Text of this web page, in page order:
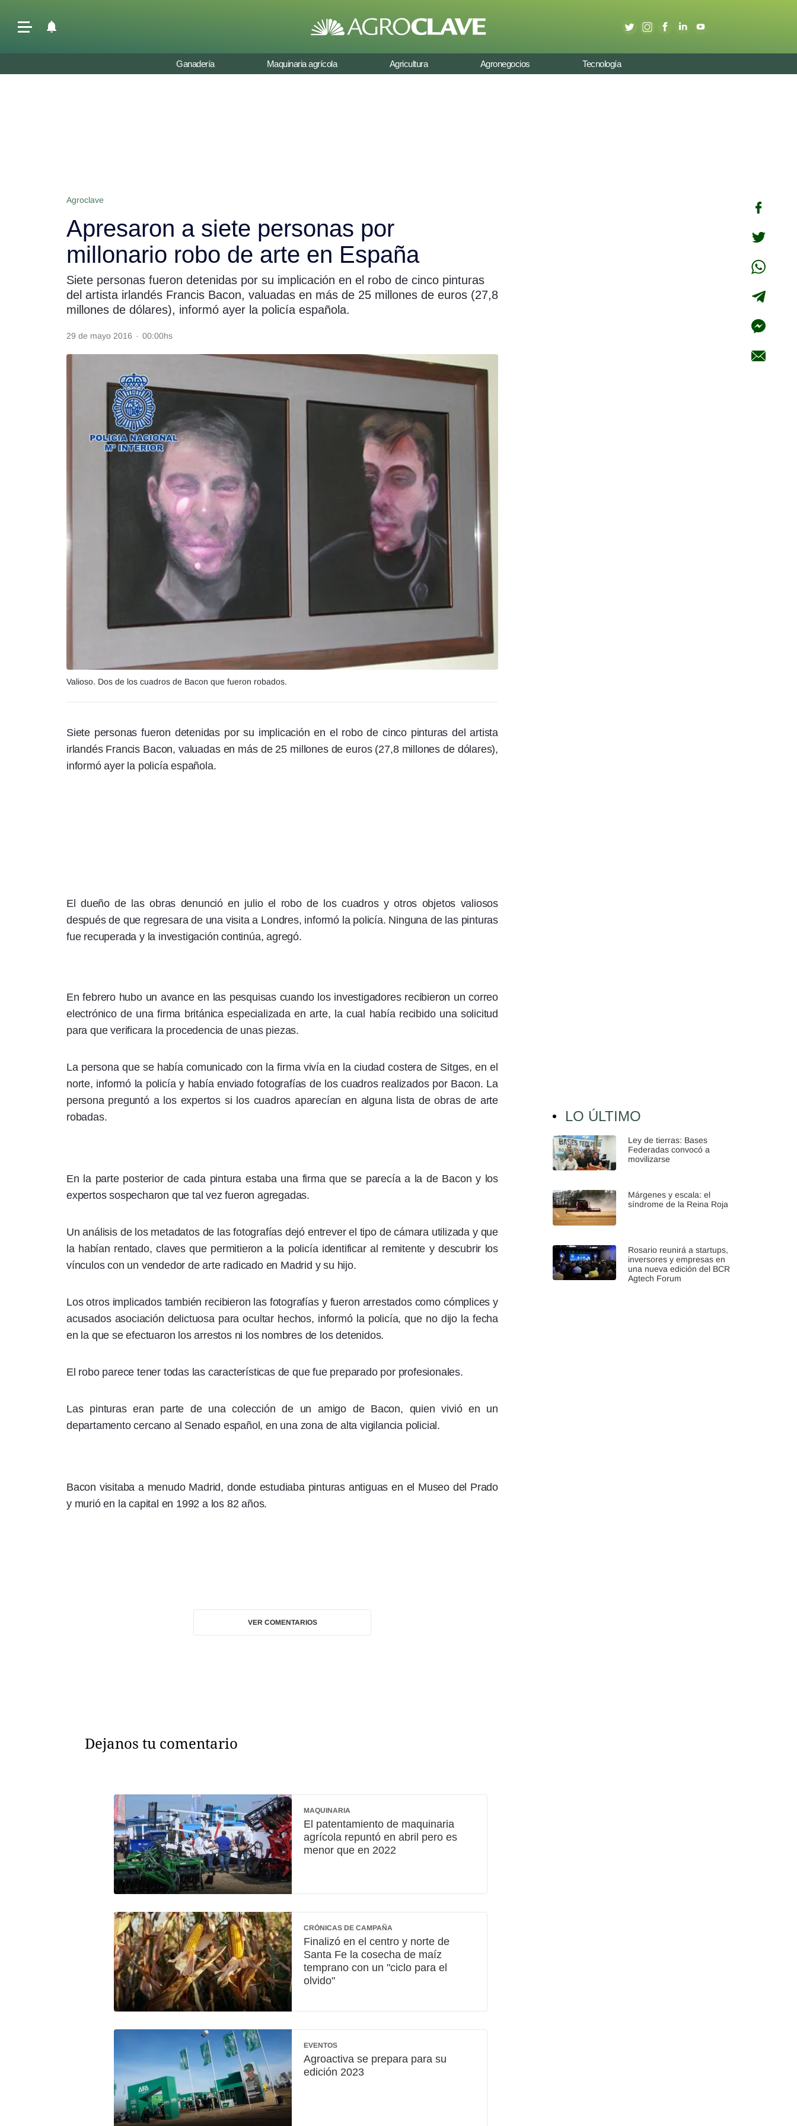
Seguinos
Ganadería Maquinaria agrícola Agricultura Agronegocios Tecnología
Agroclave
Apresaron a siete personas por
millonario robo de arte en España
Siete personas fueron detenidas por su implicación en el robo de cinco pinturas
del artista irlandés Francis Bacon, valuadas en más de 25 millones de euros (27,8
millones de dólares), informó ayer la policía española.
29 de mayo 2016 · 00:00hs
Valioso. Dos de los cuadros de Bacon que fueron robados.
Siete personas fueron detenidas por su implicación en el robo de cinco pinturas del artista
irlandés Francis Bacon, valuadas en más de 25 millones de euros (27,8 millones de dólares),
informó ayer la policía española.
El dueño de las obras denunció en julio el robo de los cuadros y otros objetos valiosos
después de que regresara de una visita a Londres, informó la policía. Ninguna de las pinturas
fue recuperada y la investigación continúa, agregó.
En febrero hubo un avance en las pesquisas cuando los investigadores recibieron un correo
electrónico de una firma británica especializada en arte, la cual había recibido una solicitud
para que verificara la procedencia de unas piezas.
La persona que se había comunicado con la firma vivía en la ciudad costera de Sitges, en el
norte, informó la policía y había enviado fotografías de los cuadros realizados por Bacon. La
persona preguntó a los expertos si los cuadros aparecían en alguna lista de obras de arte
robadas.
En la parte posterior de cada pintura estaba una firma que se parecía a la de Bacon y los
expertos sospecharon que tal vez fueron agregadas.
Un análisis de los metadatos de las fotografías dejó entrever el tipo de cámara utilizada y que
la habían rentado, claves que permitieron a la policía identificar al remitente y descubrir los
vínculos con un vendedor de arte radicado en Madrid y su hijo.
Los otros implicados también recibieron las fotografías y fueron arrestados como cómplices y
acusados asociación delictuosa para ocultar hechos, informó la policía, que no dijo la fecha
en la que se efectuaron los arrestos ni los nombres de los detenidos.
El robo parece tener todas las características de que fue preparado por profesionales.
Las pinturas eran parte de una colección de un amigo de Bacon, quien vivió en un
departamento cercano al Senado español, en una zona de alta vigilancia policial.
Bacon visitaba a menudo Madrid, donde estudiaba pinturas antiguas en el Museo del Prado
y murió en la capital en 1992 a los 82 años.
VER COMENTARIOS
LO ÚLTIMO
Ley de tierras: Bases
Federadas convocó a
movilizarse
Márgenes y escala: el
síndrome de la Reina Roja
Rosario reunirá a startups,
inversores y empresas en
una nueva edición del BCR
Agtech Forum
Dejanos tu comentario
MAQUINARIA
El patentamiento de maquinaria
agrícola repuntó en abril pero es
menor que en 2022
CRÓNICAS DE CAMPAÑA
Finalizó en el centro y norte de
Santa Fe la cosecha de maíz
temprano con un "ciclo para el
olvido"
EVENTOS
Agroactiva se prepara para su
edición 2023